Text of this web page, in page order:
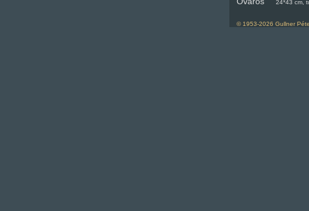
24*43 cm,
© 1953-2026 Gullner